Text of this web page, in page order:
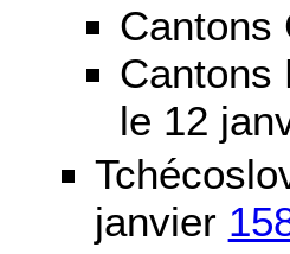
Cantons
Cantons
le 12
janvier